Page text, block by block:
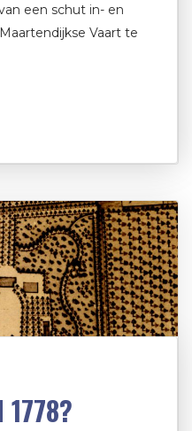
een schut in- en
Vaart te
1778?